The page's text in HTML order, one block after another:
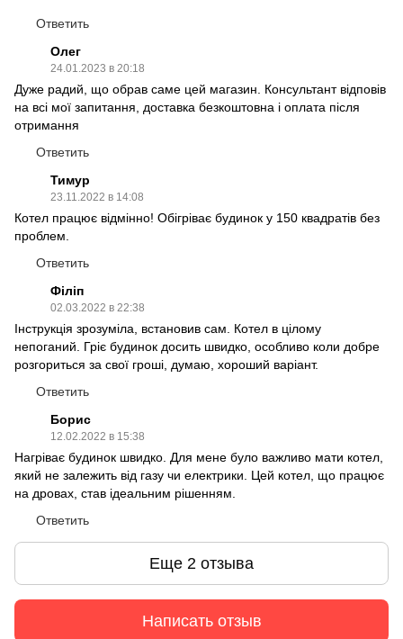
Ответить
Олег
24.01.2023 в 20:18
Дуже радий, що обрав саме цей магазин. Консультант відповів
на всі мої запитання, доставка безкоштовна і оплата після
отримання
Ответить
Тимур
23.11.2022 в 14:08
Котел працює відмінно! Обігріває будинок у 150 квадратів без
проблем.
Ответить
Філіп
02.03.2022 в 22:38
Інструкція зрозуміла, встановив сам. Котел в цілому
непоганий. Гріє будинок досить швидко, особливо коли добре
розгориться за свої гроші, думаю, хороший варіант.
Ответить
Борис
12.02.2022 в 15:38
Нагріває будинок швидко. Для мене було важливо мати котел,
який не залежить від газу чи електрики. Цей котел, що працює
на дровах, став ідеальним рішенням.
Ответить
Еще 2 отзыва
Написать отзыв